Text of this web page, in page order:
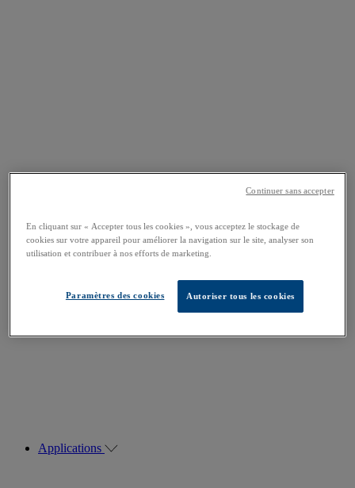
Applications
En cliquant sur « Accepter tous les cookies », vous acceptez le stockage de
cookies sur votre appareil pour améliorer la navigation sur le site, analyser son
utilisation et contribuer à nos efforts de marketing.
Autoriser tous les cookies
Paramètres des cookies
Continuer sans accepter